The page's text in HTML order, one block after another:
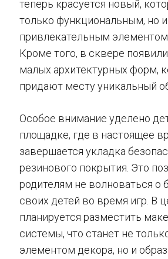
теперь красуется новый,
только функциональным, но
привлекательным элементом
Кроме того, в сквере
малых архитектурных форм,
придают месту уникальный
Особое внимание уделено
площадке, где в настоящее
завершается укладка
резинового покрытия. Это
родителям не волноваться о
своих детей во время игр. В
планируется разместить
системы, что станет не
элементом декора, но и